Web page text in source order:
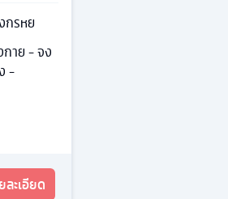
กรหย
กาย - จง
-
ละเอียด